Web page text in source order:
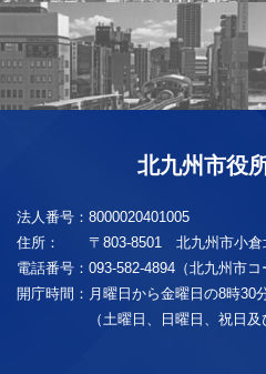
北九州市役
法人番号： 8000020401005
住所：
〒803-8501 北九州市小倉
電話番号： 093-582-4894（北九州市コ
開庁時間： 月曜日から金曜日の8時30
（土曜日、日曜日、祝日及